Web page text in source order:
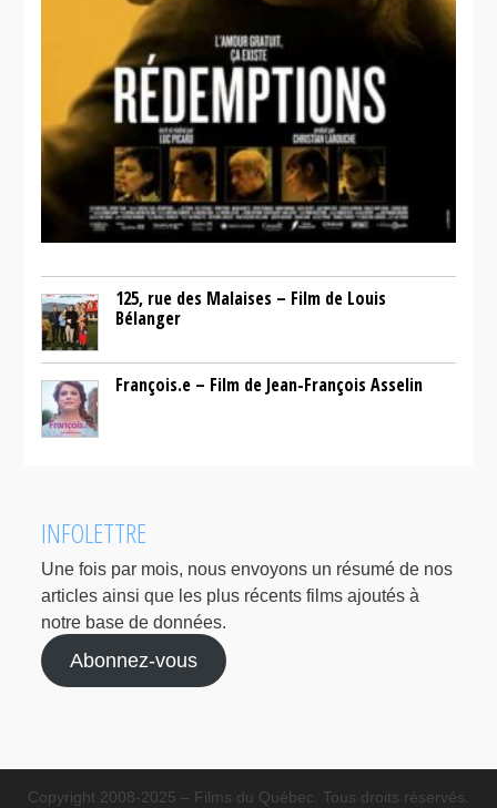
125, rue des Malaises – Film de Louis
Bélanger
François.e – Film de Jean-François Asselin
INFOLETTRE
Une fois par mois, nous envoyons un résumé de nos
articles ainsi que les plus récents films ajoutés à
notre base de données.
Abonnez-vous
Copyright 2008-2025 – Films du Québec. Tous droits réservés.